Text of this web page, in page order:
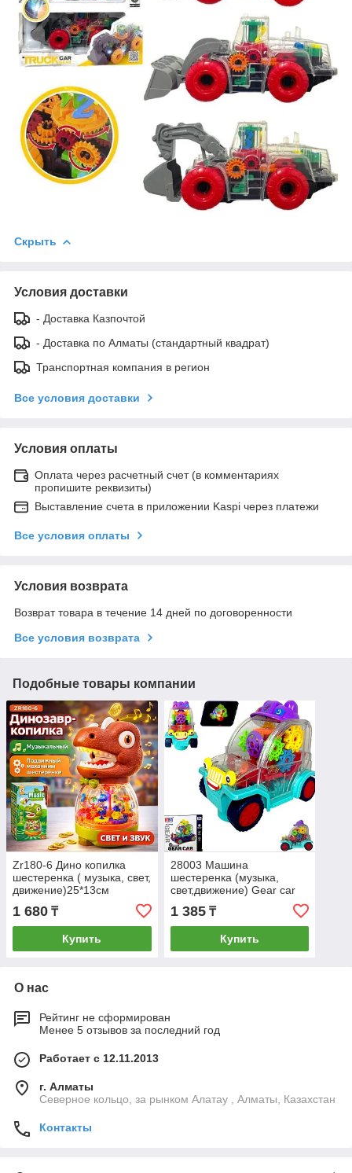
Скрыть
Условия доставки
- Доставка Казпочтой
- Доставка по Алматы (стандартный квадрат)
Транспортная компания в регион
Все условия доставки
Условия оплаты
Оплата через расчетный счет (в комментариях
пропишите реквизиты)
Выставление счета в приложении Kaspi через платежи
Все условия оплаты
Условия возврата
Возврат товара в течение 14 дней по договоренности
Все условия возврата
Подобные товары компании
Zr180-6 Дино копилка
шестеренка ( музыка, свет,
движение)25*13см
1 680 ₸
Купить
28003 Машина
шестеренка (музыка,
свет,движение) Gear car
13*13см
1 385₸
Купить
О нас
Рейтинг не сформирован
Менее 5 отзывов за последний год
Работает с 12.11.2013
г. Алматы
Северное кольцо, за рынком Алатау , Алматы, Казахстан
Контакты